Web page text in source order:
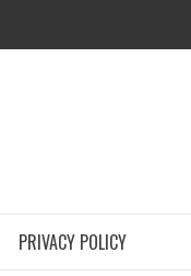
PRIVACY POLICY